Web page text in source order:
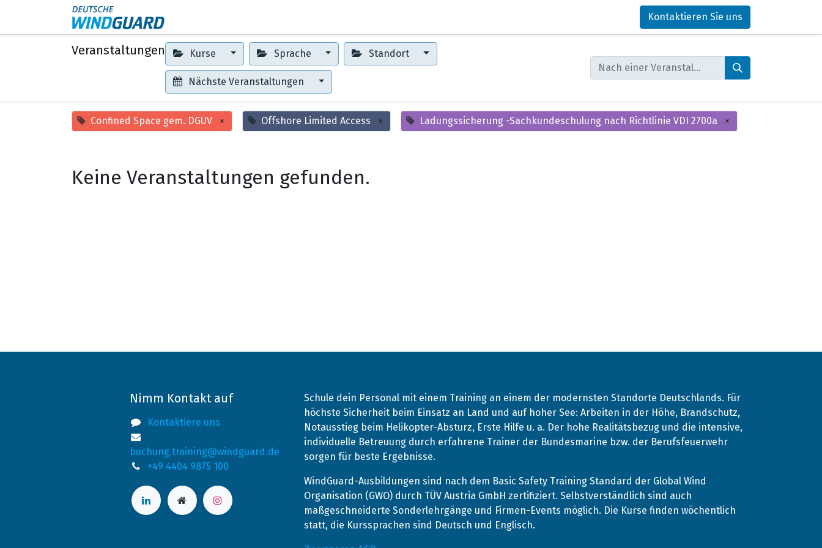
Kontaktieren Sie uns
Veranstaltungen Kurse Sprache Standort
Nächste Veranstaltungen
Confined Space gem. DGUV × Offshore Limited Access × Ladungssicherung -Sachkundeschulung nach Richtlinie VDI 2700a ×
Keine Veranstaltungen gefunden.
Nimm Kontakt auf
Kontaktiere uns
buchung.training@windguard.de
+49 4404 9875 100
Schule dein Personal mit einem Training an einem der modernsten Standorte Deutschlands. Für
höchste Sicherheit beim Einsatz an Land und auf hoher See: Arbeiten in der Höhe, Brandschutz,
Notausstieg beim Helikopter-Absturz, Erste Hilfe u. a. Der hohe Realitätsbezug und die intensive,
individuelle Betreuung durch erfahrene Trainer der Bundesmarine bzw. der Berufsfeuerwehr
sorgen für beste Ergebnisse.
WindGuard-Ausbildungen sind nach dem Basic Safety Training Standard der Global Wind
Organisation (GWO) durch TÜV Austria GmbH zertifiziert. Selbstverständlich sind auch
maßgeschneiderte Sonderlehrgänge und Firmen-Events möglich. Die Kurse finden wöchentlich
statt, die Kurssprachen sind Deutsch und Englisch.